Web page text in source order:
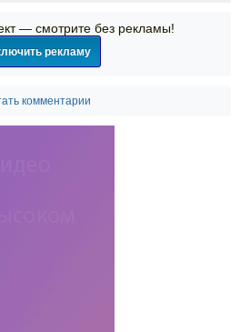
— смотрите без рекламы!
рекламу
комментарии